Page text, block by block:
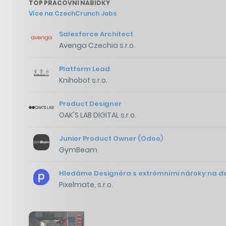
TOP PRACOVNÍ NABÍDKY
Více na CzechCrunch Jobs
Salesforce Architect
Avenga Czechia s.r.o.
Platform Lead
Knihobot s.r.o.
Product Designer
OAK'S LAB DIGITAL s.r.o.
Junior Product Owner (Odoo)
GymBeam
Hledáme Designéra s extrémními nároky na
Pixelmate, s.r.o.